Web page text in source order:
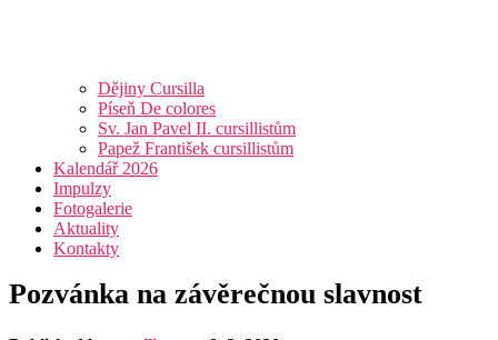
Dějiny Cursilla
Píseň De colores
Sv. Jan Pavel II. cursillistům
Papež František cursillistům
Kalendář 2026
Impulzy
Fotogalerie
Aktuality
Kontakty
Pozvánka na závěrečnou slavnost